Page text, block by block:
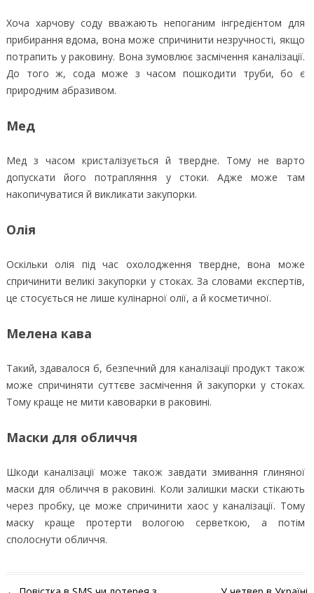
Хоча харчову соду вважають непоганим інгредієнтом для
прибирання вдома, вона може спричинити незручності, якщо
потрапить у раковину. Вона зумовлює засмічення каналізації.
До того ж, сода може з часом пошкодити труби, бо є
природним абразивом.
Мед
Мед з часом кристалізується й твердне. Тому не варто
допускати його потрапляння у стоки. Адже може там
накопичуватися й викликати закупорки.
Олія
Оскільки олія під час охолодження твердне, вона може
спричинити великі закупорки у стоках. За словами експертів,
це стосується не лише кулінарної олії, а й косметичної.
Мелена кава
Такий, здавалося б, безпечний для каналізації продукт також
може спричиняти суттєве засмічення й закупорки у стоках.
Тому краще не мити кавоварки в раковині.
Маски для обличчя
Шкоди каналізації може також завдати змивання глиняної
маски для обличчя в раковині. Коли залишки маски стікають
через пробку, це може спричинити хаос у каналізації. Тому
маску краще протерти вологою серветкою, а потім
сполоснути обличчя.